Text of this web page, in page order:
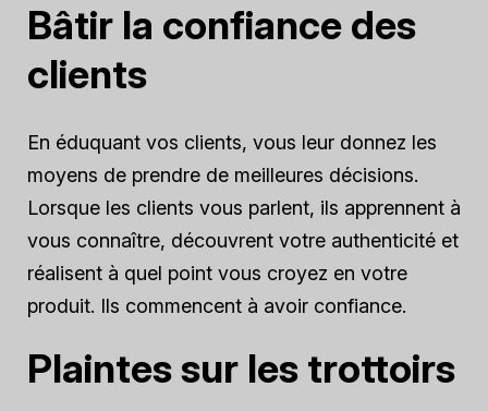
Bâtir la confiance des
clients
En éduquant vos clients, vous leur donnez les
moyens de prendre de meilleures décisions.
Lorsque les clients vous parlent, ils apprennent à
vous connaître, découvrent votre authenticité et
réalisent à quel point vous croyez en votre
produit. Ils commencent à avoir confiance.
Plaintes sur les trottoirs